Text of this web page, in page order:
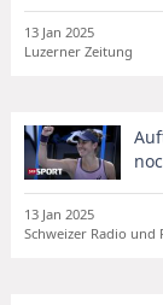
13 Jan 2025
Luzerner Zeitung
13 Jan 2025
Schweizer Radio und